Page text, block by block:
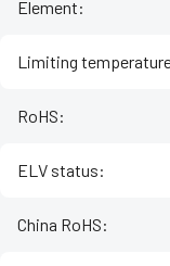
Element:
Limiting
RoHS:
ELV status:
China RoHS: